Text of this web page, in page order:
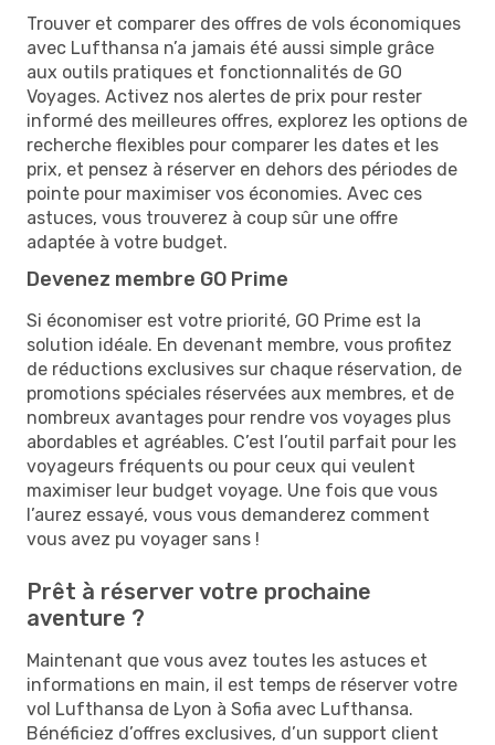
Trouver et comparer des offres de vols économiques
avec Lufthansa n’a jamais été aussi simple grâce
aux outils pratiques et fonctionnalités de GO
Voyages. Activez nos alertes de prix pour rester
informé des meilleures offres, explorez les options de
recherche flexibles pour comparer les dates et les
prix, et pensez à réserver en dehors des périodes de
pointe pour maximiser vos économies. Avec ces
astuces, vous trouverez à coup sûr une offre
adaptée à votre budget.
Devenez membre GO Prime
Si économiser est votre priorité, GO Prime est la
solution idéale. En devenant membre, vous profitez
de réductions exclusives sur chaque réservation, de
promotions spéciales réservées aux membres, et de
nombreux avantages pour rendre vos voyages plus
abordables et agréables. C’est l’outil parfait pour les
voyageurs fréquents ou pour ceux qui veulent
maximiser leur budget voyage. Une fois que vous
l’aurez essayé, vous vous demanderez comment
vous avez pu voyager sans !
Prêt à réserver votre prochaine
aventure ?
Maintenant que vous avez toutes les astuces et
informations en main, il est temps de réserver votre
vol Lufthansa de Lyon à Sofia avec Lufthansa.
Bénéficiez d’offres exclusives, d’un support client